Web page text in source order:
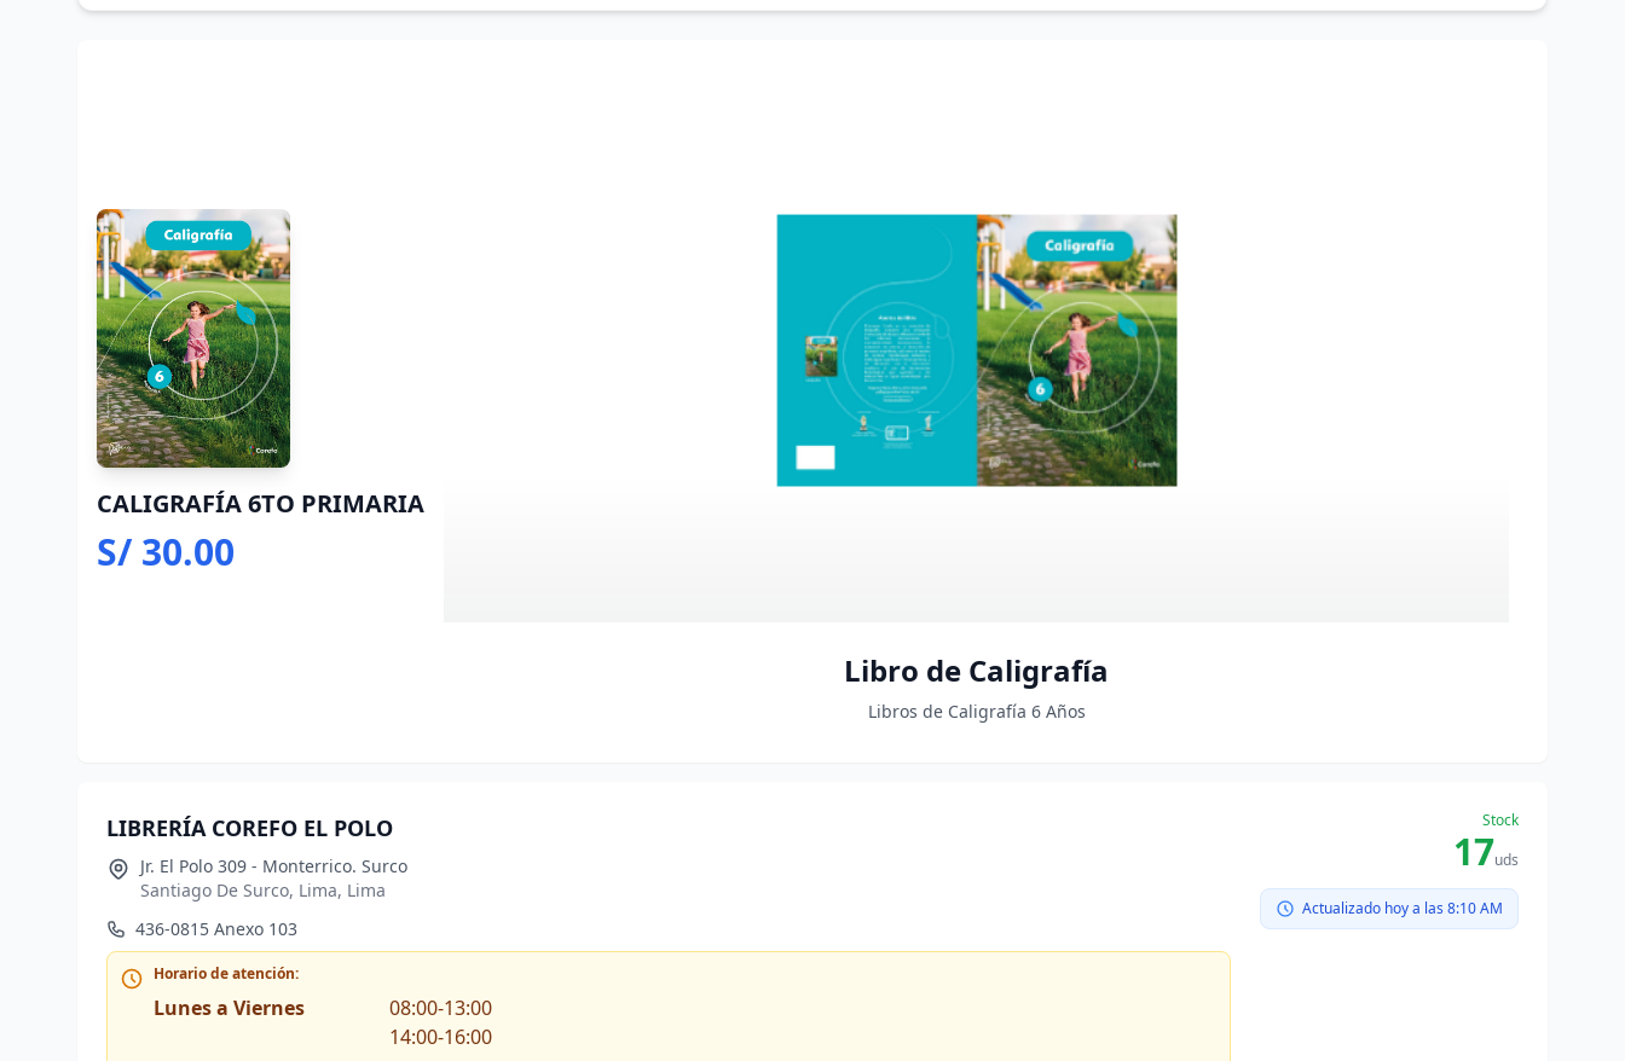
CALIGRAFÍA 6TO PRIMARIA
S/ 30.00
Libro de Caligrafía
Libros de Caligrafía 6 Años
LIBRERÍA COREFO EL POLO
Jr. El Polo 309 - Monterrico. Surco
Santiago De Surco, Lima, Lima
436-0815 Anexo 103
Horario de atención:
Lunes a Viernes
08:00-13:00
14:00-16:00
Stock
17uds
Actualizado hoy a las 8:10 AM